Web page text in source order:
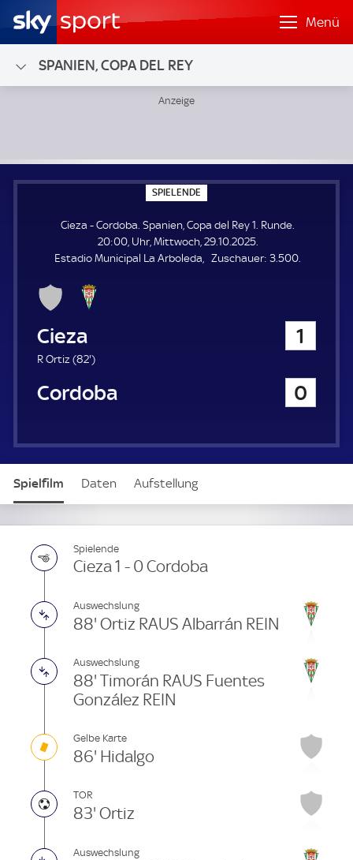
Menü
SPANIEN, COPA DEL REY
SPIELENDE
P
E
L
E
N
Cieza - Cordoba. Spanien, Copa del Rey 1. Runde.
20:00, Uhr, Mittwoch, 29.10.2025.
Estadio Municipal La Arboleda
Zuschauer: Z
3.500.
Cieza 1
R Ortiz (82'8
.
e
)
Cordoba 0
Spielfilm Daten Aufstellung
Spielende
Cieza 1 - 0 Cordoba
Auswechslung
88' Ortiz RAUS Albarrán REIN
Auswechslung
88' Timorán RAUS Fuentes
González REIN
Gelbe Karte
86' Hidalgo
TOR
83' Ortiz
Auswechslung